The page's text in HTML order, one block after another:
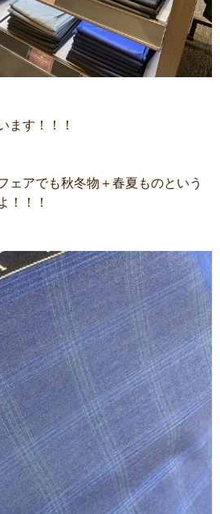
ます！！！
ェアでも秋冬物＋春夏ものという
！！！